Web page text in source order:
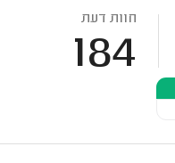
חוות דעת
184